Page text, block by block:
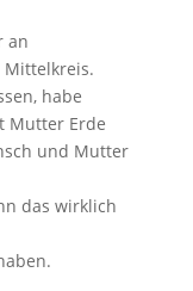
an
Mittelkreis.
habe
Mutter Erde
und Mutter
das wirklich